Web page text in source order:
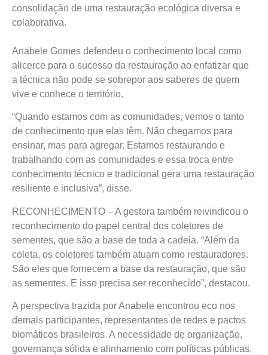
consolidação de uma restauração ecológica diversa e
colaborativa.
Anabele Gomes defendeu o conhecimento local como
alicerce para o sucesso da restauração ao enfatizar que
a técnica não pode se sobrepor aos saberes de quem
vive e conhece o território.
“Quando estamos com as comunidades, vemos o tanto
de conhecimento que elas têm. Não chegamos para
ensinar, mas para agregar. Estamos restaurando e
trabalhando com as comunidades e essa troca entre
conhecimento técnico e tradicional gera uma restauração
resiliente e inclusiva”, disse.
RECONHECIMENTO – A gestora também reivindicou o
reconhecimento do papel central dos coletores de
sementes, que são a base de toda a cadeia. “Além da
coleta, os coletores também atuam como restauradores.
São eles que fornecem a base da restauração, que são
as sementes. E isso precisa ser reconhecido”, destacou.
A perspectiva trazida por Anabele encontrou eco nos
demais participantes, representantes de redes e pactos
biomáticos brasileiros. A necessidade de organização,
governança sólida e alinhamento com políticas públicas,